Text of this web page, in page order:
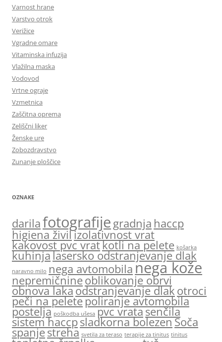
Varnost hrane
Varstvo otrok
Verižice
Vgradne omare
Vitaminska infuzija
Vlažilna maska
Vodovod
Vrtne ograje
Vzmetnica
Zaščitna oprema
Zeliščni liker
Ženske ure
Zobozdravstvo
Zunanje ploščice
OZNAKE
darilafotografije gradnja haccp
higiena živilizolativnost vrat
kakovost pvc vratkotli na pelete košarka
kuhinjalasersko odstranjevanje dlak
naravno milo nega avtomobila nega kože
nepremičnineoblikovanje obrvi
obnova lakaodstranjevanje dlak otroci
peči na peletepoliranje avtomobila
postelja poškodba ušesa pvc vratasenčila
sistem haccpsladkorna bolezenSoča
spanjestreha svetila za teraso terapije za tinitus tinitus